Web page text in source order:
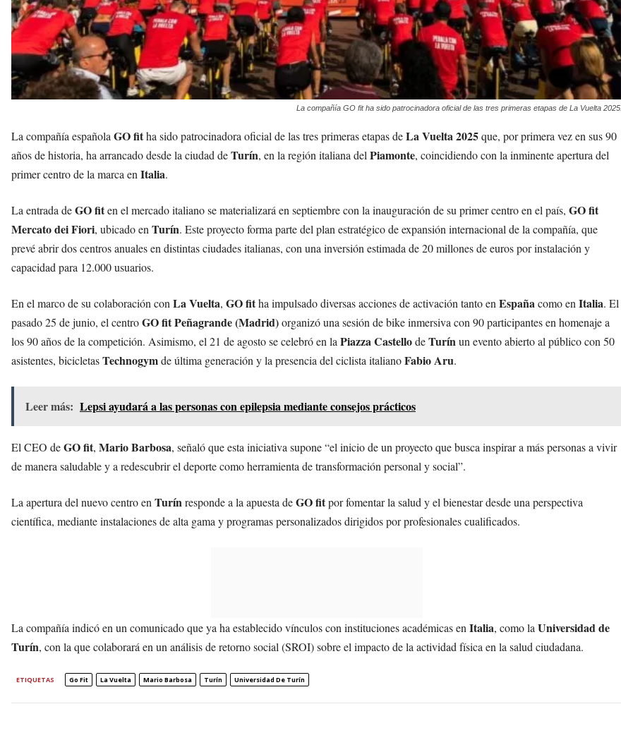
La compañía GO fit ha sido patrocinadora oficial de las tres primeras etapas de La Vuelta 2025.
La compañía española GO fitha sido patrocinadora oficial de las tres primeras etapas deLa Vuelta 2025que, por primera vez en sus 90
años de historia, ha arrancado desde la ciudad deTurín, en la región italiana del Piamonte, coincidiendo con la inminente apertura del
primer centro de la marca en Italia.
La entrada deGO fiten el mercado italiano se materializará en septiembre con la inauguración de su primer centro en el país, GO fit
Mercato dei Fiori, ubicado en Turín. Este proyecto forma parte del plan estratégico de expansión internacional de la compañía, que
prevé abrir dos centros anuales en distintas ciudades italianas, con una inversión estimada de 20 millones de euros por instalación y
capacidad para 12.000 usuarios.
En el marco de su colaboración con La Vuelta, GO fitha impulsado diversas acciones de activación tanto en Españacomo en Italia. El
pasado 25 de junio, el centroGO fit Peñagrande (Madrid)organizó una sesión de bike inmersiva con 90 participantes en homenaje a
los 90 años de la competición. Asimismo, el 21 de agosto se celebró en la Piazza CastellodeTurínun evento abierto al público con 50
asistentes, bicicletasTechnogymde última generación y la presencia del ciclista italianoFabio Aru.
Leer más: Lepsi ayudará a las personas con epilepsia mediante consejos prácticos
El CEO deGO fit, Mario Barbosa, señaló que esta iniciativa supone “el inicio de un proyecto que busca inspirar a más personas a vivir
de manera saludable y a redescubrir el deporte como herramienta de transformación personal y social”.
La apertura del nuevo centro en Turínresponde a la apuesta deGO fitpor fomentar la salud y el bienestar desde una perspectiva
científica, mediante instalaciones de alta gama y programas personalizados dirigidos por profesionales cualificados.
La compañía indicó en un comunicado que ya ha establecido vínculos con instituciones académicas en Italia, como la Universidad de
Turín, con la que colaborará en un análisis de retorno social (SROI) sobre el impacto de la actividad física en la salud ciudadana.
ETIQUETAS Go Fit La Vuelta Mario Barbosa Turín Universidad De Turín